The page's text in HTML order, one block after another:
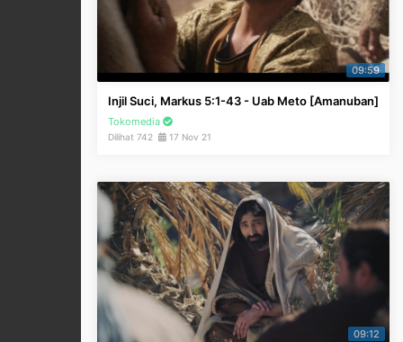
09:59
Injil Suci, Markus 5:1-43 - Uab Meto [Amanuban]
Tokomedia
Dilihat 742 17 Nov 21
09:12